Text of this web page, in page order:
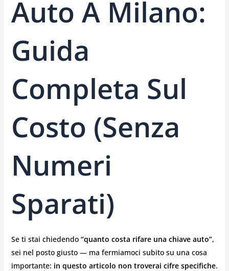
Auto A Milano:
Guida
Completa Sul
Costo (senza
Numeri
Sparati)
Se ti stai chiedendo “quanto costa rifare una chiave auto”,
sei nel posto giusto — ma fermiamoci subito su una cosa
importante: in questo articolo non troverai cifre specifiche.